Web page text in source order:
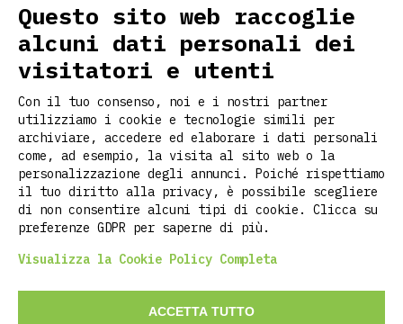
Home
About us
Customization
Contacts
Stories
Faq
©2026 RITCLOTHING DI LUCA PIETROPOLI
Questo sito web raccoglie
alcuni dati personali dei
visitatori e utenti
Con il tuo consenso, noi e i nostri partner
utilizziamo i cookie e tecnologie simili per
archiviare, accedere ed elaborare i dati personali
come, ad esempio, la visita al sito web o la
personalizzazione degli annunci. Poiché rispettiamo
il tuo diritto alla privacy, è possibile scegliere
di non consentire alcuni tipi di cookie. Clicca su
preferenze GDPR per saperne di più.
Visualizza la Cookie Policy Completa
ACCETTA TUTTO